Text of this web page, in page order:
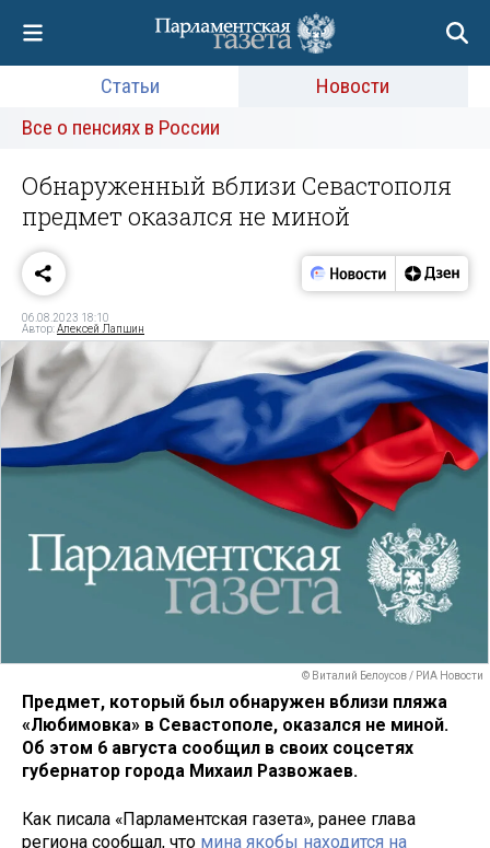
Статьи
Новости
Все о пенсиях в России
Обнаруженный вблизи Севастополя
предмет оказался не миной
06.08.2023 18:10
Автор:Алексей Лапшин
© Виталий Белоусов / РИА Новости
Предмет, который был обнаружен вблизи пляжа
«Любимовка» в Севастополе, оказался не миной.
Об этом 6 августа сообщил в своих соцсетях
губернатор города Михаил Развожаев.
Как писала «Парламентская газета», ранее глава
региона сообщал, что мина якобы находится на